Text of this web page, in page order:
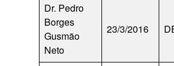
Dr. Pedro
Borges
Gusmão
Neto
23/3/2016